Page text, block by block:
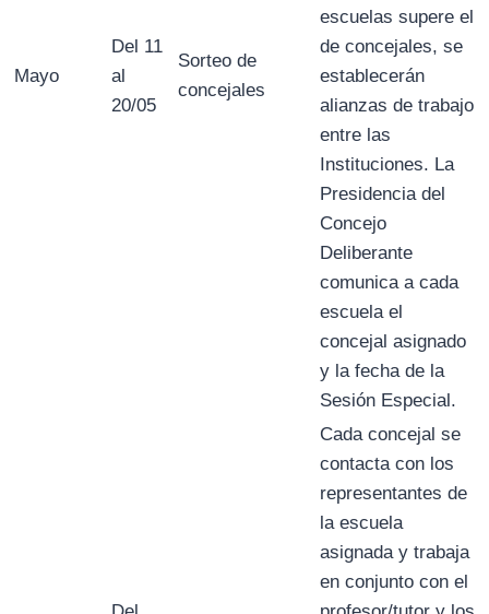
Mayo
Del 11
al
20/05
Sorteo de
concejales
escuelas supere el
de concejales, se
establecerán
alianzas de trabajo
entre las
Instituciones. La
Presidencia del
Concejo
Deliberante
comunica a cada
escuela el
concejal asignado
y la fecha de la
Sesión Especial.
Cada concejal se
contacta con los
representantes de
la escuela
asignada y trabaja
en conjunto con el